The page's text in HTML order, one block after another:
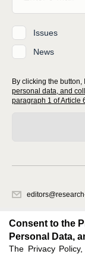
Issues
News
By clicking the button,
personal data, and
paragraph 1 of Article
office 1
Consent to the
Personal Data,
The Privacy